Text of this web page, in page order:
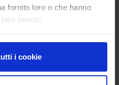
fornito loro o che hanno
servizi.
i cookie